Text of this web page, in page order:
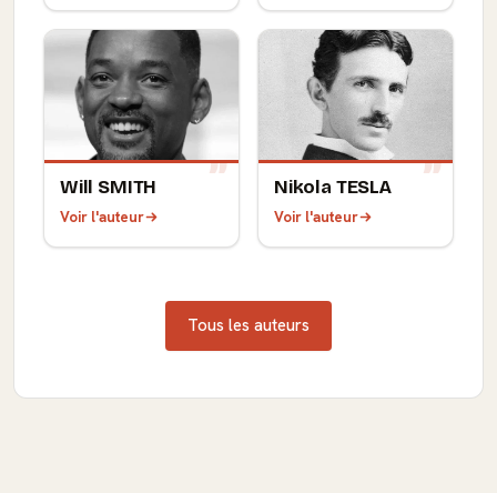
Will SMITH
Voir l'auteur
Nikola TESLA
Voir l'auteur
Tous les auteurs